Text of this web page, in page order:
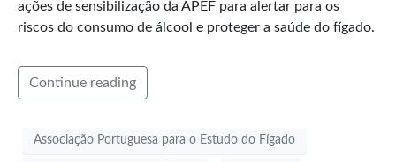
ações de sensibilização da APEF para alertar para os
riscos do consumo de álcool e proteger a saúde do fígado.
Continue reading
Associação Portuguesa para o Estudo do Fígado